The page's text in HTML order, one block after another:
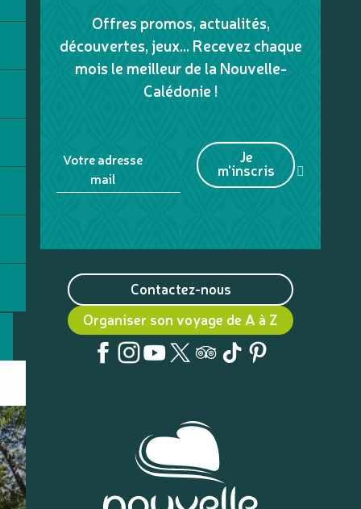
Offres promos, actualités,
découvertes, jeux... Recevez chaque
mois le meilleur de la Nouvelle-
Calédonie !
Votre adresse
mail
Je
m'inscris
Contactez-nous
Organiser son voyage de A à Z